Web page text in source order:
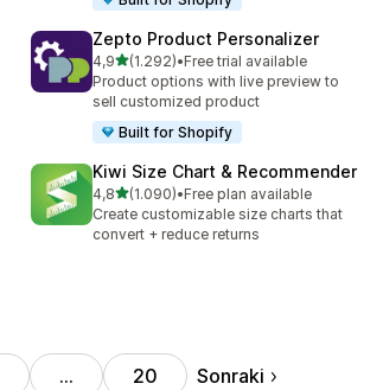
Zepto Product Personalizer
4,95 yıldız üzerinden
(1.292)
toplam 1292 değerlendirme
•Free trial available
Product options with live preview to
sell customized product
Built for Shopify
Kiwi Size Chart & Recommender
4,85 yıldız üzerinden
(1.090)
toplam 1090 değerlendirme
•Free plan available
Create customizable size charts that
convert + reduce returns
… 20 Sonraki